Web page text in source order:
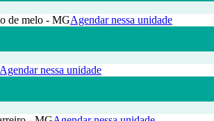
de melo - MGAgendar nessa unidade
Agendar nessa unidade